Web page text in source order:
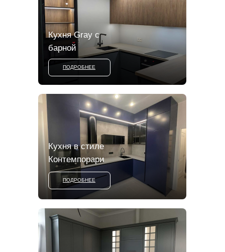
подробнее
ПОДРОБНЕЕ
ПОДРОБНЕЕ
Кухня в стиле
Контемпорари
Кухня Gray с
барной